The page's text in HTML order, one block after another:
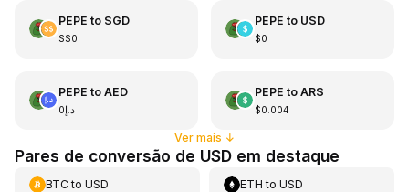
PEPE to SGD
S$0
PEPE to USD
$0
PEPE to AED
د.إ0
PEPE to ARS
$0.004
Ver mais ↓
Pares de conversão de USD em destaque
BTCto USD ETH toUSD